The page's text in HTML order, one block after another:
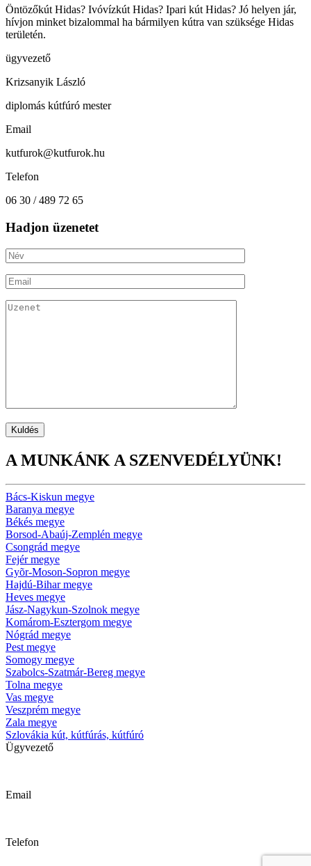
Öntözőkút Hidas? Ivóvízkút Hidas? Ipari kút Hidas? Jó helyen jár,
hívjon minket bizalommal ha bármilyen kútra van szüksége Hidas
területén.
ügyvezető
Krizsanyik László
diplomás kútfúró mester
Email
kutfurok@kutfurok.hu
Telefon
06 30 / 489 72 65
Hadjon üzenetet
A MUNKÁNK A SZENVEDÉLYÜNK!
Bács-Kiskun megye
Baranya megye
Békés megye
Borsod-Abaúj-Zemplén megye
Csongrád megye
Fejér megye
Gyõr-Moson-Sopron megye
Hajdú-Bihar megye
Heves megye
Jász-Nagykun-Szolnok megye
Komárom-Esztergom megye
Nógrád megye
Pest megye
Somogy megye
Szabolcs-Szatmár-Bereg megye
Tolna megye
Vas megye
Veszprém megye
Zala megye
Szlovákia kút, kútfúrás, kútfúró
Ügyvezető
Email
Telefon